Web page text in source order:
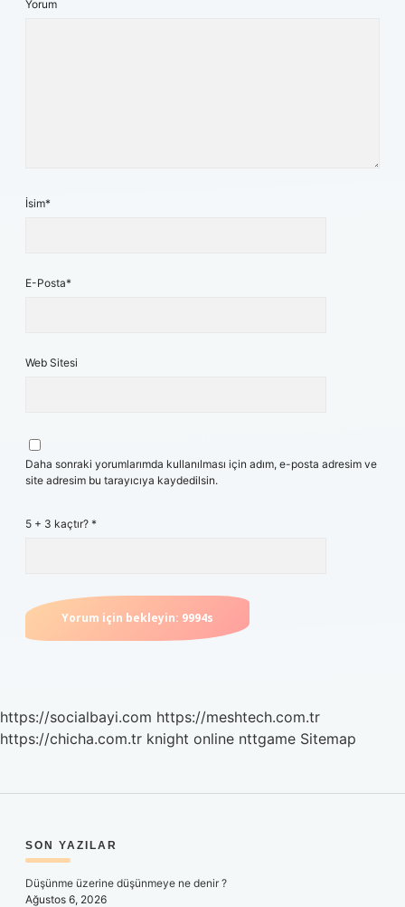
Yorum
İsim*
E-Posta*
Web Sitesi
Daha sonraki yorumlarımda kullanılması için adım, e-posta adresim ve
site adresim bu tarayıcıya kaydedilsin.
5 + 3 kaçtır? *
https://socialbayi.com https://meshtech.com.tr
https://chicha.com.tr knight online nttgame Sitemap
SIDEBAR
SON YAZILAR
Düşünme üzerine düşünmeye ne denir ?
Ağustos 6, 2026